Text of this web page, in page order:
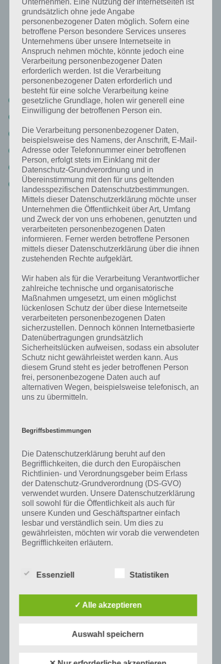
Dinge, für die man eine Erlaubnis oder
Lizenz braucht: Lösung für 94%
Nachfolgend findest du alle richtigen Antworten zum Sachverhalt
Dinge, für die man eine Erlaubnis oder Lizenz braucht in der App
94%. Die Lösung ist dabei nach den Prozent-Werten sortiert. Hier die
94% Lösung “Dinge, für die man eine Erlaubnis oder Lizenz braucht”:
Auto fahren
Fliegen
Angeln
Haus bauen
Jagen
Weitere Aufgaben und Rätsel im gleichen
Level
Ebenfalls im gleichen Level wie “Dinge, für die man eine Erlaubnis
oder Lizenz braucht” befinden sich “Etwas, dass du tun würdest,
einfach auf den Sachverhalt, um zur 94% Lösung zu gelangen.
Über 94%
In der App 94 Prozent (kurz 94%) musst du zu einem bestimmten
Sachverhalt die entsprechenden Wörter eintragen, was andere
Personen darauf geantwortet haben. Ziel ist es in jedem Level die
94% der Antworten zu finden, um ein weiteres Level freizuschalten.
Zum aktuellen Zeitpunkt gibt es über 100 Level mit jeweils drei
Sachverhalten, wobei ein Sachverhalt immer ein Bild ist, wozu die
entsprechenden Wörter gesucht sind.
Auf WhatsApp teilen Teilen auf Facebook
Tweet auf Twitter
Mehr Artikel hier auf Touchportal
grundsätzlich ohne jede Angabe
personenbezogener Daten möglich. Sofern eine
betroffene Person besondere Services unseres
Unternehmens über unsere Internetseite in
Anspruch nehmen möchte, könnte jedoch eine
Verarbeitung personenbezogener Daten
erforderlich werden. Ist die Verarbeitung
personenbezogener Daten erforderlich und
besteht für eine solche Verarbeitung keine
gesetzliche Grundlage, holen wir generell eine
Einwilligung der betroffenen Person ein.
Die Verarbeitung personenbezogener Daten,
beispielsweise des Namens, der Anschrift, E-Mail-
Adresse oder Telefonnummer einer betroffenen
Person, erfolgt stets im Einklang mit der
Datenschutz-Grundverordnung und in
Übereinstimmung mit den für uns geltenden
landesspezifischen Datenschutzbestimmungen.
Mittels dieser Datenschutzerklärung möchte unser
Unternehmen die Öffentlichkeit über Art, Umfang
und Zweck der von uns erhobenen, genutzten und
verarbeiteten personenbezogenen Daten
informieren. Ferner werden betroffene Personen
mittels dieser Datenschutzerklärung über die ihnen
zustehenden Rechte aufgeklärt.
Wir haben als für die Verarbeitung Verantwortlicher
zahlreiche technische und organisatorische
Maßnahmen umgesetzt, um einen möglichst
lückenlosen Schutz der über diese Internetseite
verarbeiteten personenbezogenen Daten
sicherzustellen. Dennoch können Internetbasierte
Datenübertragungen grundsätzlich
Sicherheitslücken aufweisen, sodass ein absoluter
Schutz nicht gewährleistet werden kann. Aus
diesem Grund steht es jeder betroffenen Person
frei, personenbezogene Daten auch auf
alternativen Wegen, beispielsweise telefonisch, an
uns zu übermitteln.
Begriffsbestimmungen
Die Datenschutzerklärung beruht auf den
Begrifflichkeiten, die durch den Europäischen
Richtlinien- und Verordnungsgeber beim Erlass
der Datenschutz-Grundverordnung (DS-GVO)
verwendet wurden. Unsere Datenschutzerklärung
soll sowohl für die Öffentlichkeit als auch für
unsere Kunden und Geschäftspartner einfach
lesbar und verständlich sein. Um dies zu
gewährleisten, möchten wir vorab die verwendeten
Begrifflichkeiten erläutern.
unter anderem die folgenden Begriffe:
a) personenbezogene Daten
Personenbezogene Daten sind alle
Informationen, die sich auf eine identifizierte
Folgenden „betroffene Person") beziehen.
Essenziell Statistiken
✓ Alle akzeptieren
Auswahl speichern